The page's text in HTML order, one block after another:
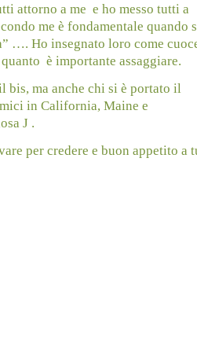
attorno a me e ho messo tutti a
me è fondamentale quando
…. Ho insegnato loro come
è importante assaggiare.
bis, ma anche chi si è portato il
in California, Maine e
J.
per credere e buon appetito a